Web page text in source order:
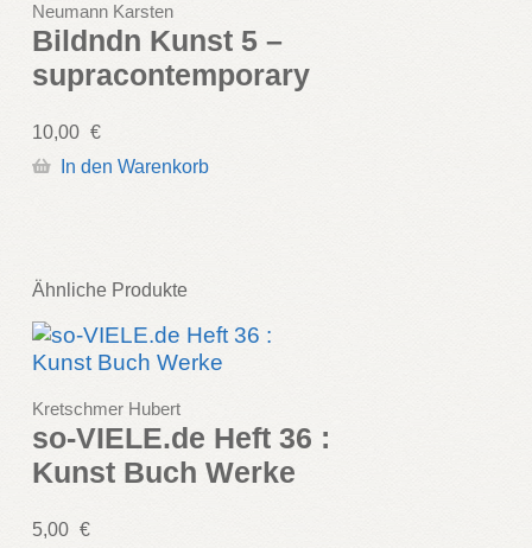
Neumann Karsten
Bildndn Kunst 5 –
supracontemporary
10,00 €
In den Warenkorb
Ähnliche Produkte
Kretschmer Hubert
so-VIELE.de Heft 36 :
Kunst Buch Werke
5,00 €